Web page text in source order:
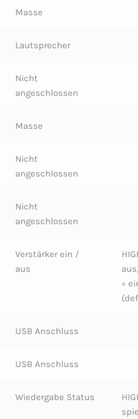
Masse
Lautsprecher
Nicht
angeschlossen
Masse
Nicht
angeschlossen
Nicht
angeschlossen
Verstärker ein /
aus
=
USB Anschluss
USB Anschluss
Wiedergabe Status